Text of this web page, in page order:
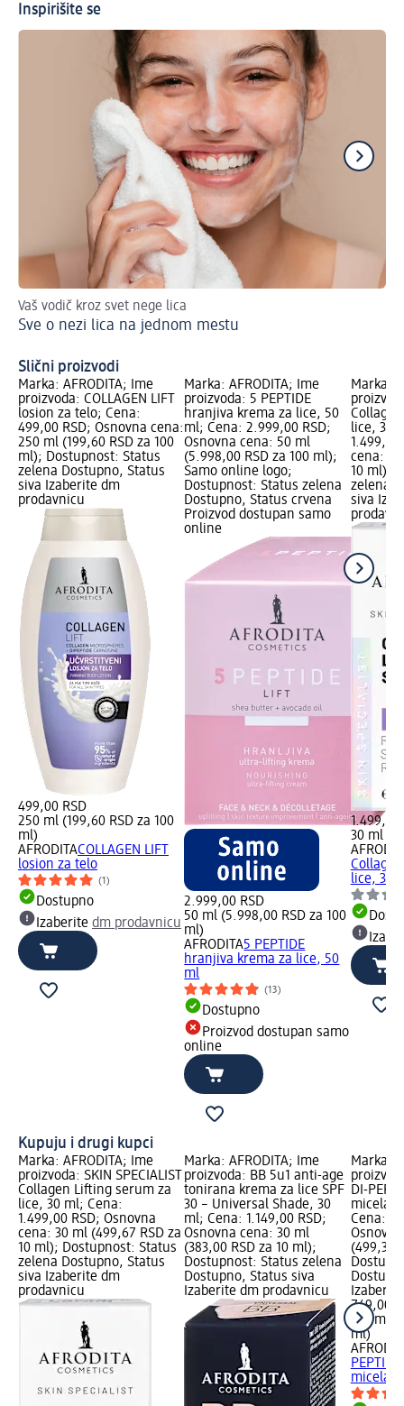
Inspirišite se
Vaš vodič kroz svet nege lica
Sve o nezi lica na jednom mestu
Slični proizvodi
Marka: AFRODITA; Ime
proizvoda: COLLAGEN LIFT
losion za telo; Cena:
499,00 RSD; Osnovna cena:
250 ml (199,60 RSD za 100
ml); Dostupnost: Status
zelena Dostupno, Status
siva Izaberite dm
prodavnicu
499,00 RSD
250 ml (199,60 RSD za 100
ml)
AFRODITACOLLAGEN LIFT
losion za telo
(1)
Dostupno
Izaberite dm prodavnicu
Marka: AFRODITA; Ime
proizvoda: 5 PEPTIDE
hranjiva krema za lice, 50
ml; Cena: 2.999,00 RSD;
Osnovna cena: 50 ml
(5.998,00 RSD za 100 ml);
Samo online logo;
Dostupnost: Status zelena
Dostupno, Status crvena
Proizvod dostupan samo
online
2.999,00 RSD
50 ml (5.998,00 RSD za 100
ml)
AFRODITA5 PEPTIDE
hranjiva krema za lice, 50
ml
(13)
Dostupno
Proizvod dostupan samo
online
Marka:
lice, 30
1.499,00
cena: 30
10 ml);
zelena
siva
1.499,00
30 ml
lice, 30
Kupuju i drugi kupci
Marka: AFRODITA; Ime
proizvoda: SKIN SPECIALIST
Collagen Lifting serum za
lice, 30 ml; Cena:
1.499,00 RSD; Osnovna
cena: 30 ml (499,67 RSD za
10 ml); Dostupnost: Status
zelena Dostupno, Status
siva Izaberite dm
prodavnicu
Marka: AFRODITA; Ime
proizvoda: BB 5u1 anti-age
tonirana krema za lice SPF
30 – Universal Shade, 30
ml; Cena: 1.149,00 RSD;
Osnovna cena: 30 ml
(383,00 RSD za 10 ml);
Dostupnost: Status zelena
Dostupno, Status siva
Izaberite dm prodavnicu
Marka:
DI-
Cena:
(499,33
749,00
150 ml
ml)